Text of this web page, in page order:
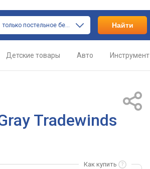
только постельное белье Найти
Детские товары Авто Инструмент
Tradewinds
Как купить